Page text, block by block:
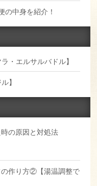
の中身を紹介！
・エルサルバドル】
】
の原因と対処法
作り方②【湯温調整で